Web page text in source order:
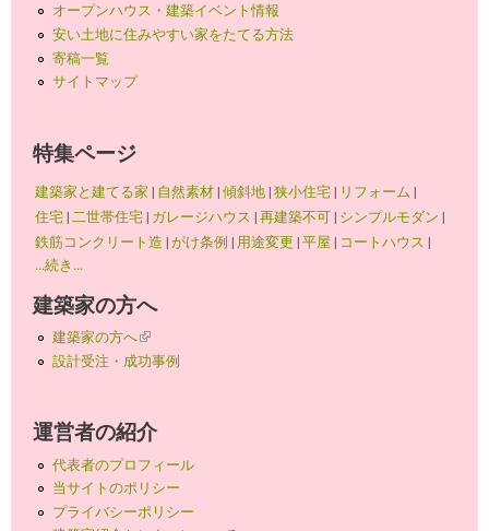
オープンハウス・建築イベント情報
安い土地に住みやすい家をたてる方法
寄稿一覧
サイトマップ
特集ページ
建築家と建てる家 | 自然素材|傾斜地|狭小住宅| リフォーム |
住宅| 二世帯住宅| ガレージハウス |再建築不可| シンプルモダン |
鉄筋コンクリート造 |がけ条例 | 用途変更 |平屋 | コートハウス |
...続き...
建築家の方へ
建築家の方へ(link is external)
設計受注・成功事例
運営者の紹介
代表者のプロフィール
当サイトのポリシー
プライバシーポリシー